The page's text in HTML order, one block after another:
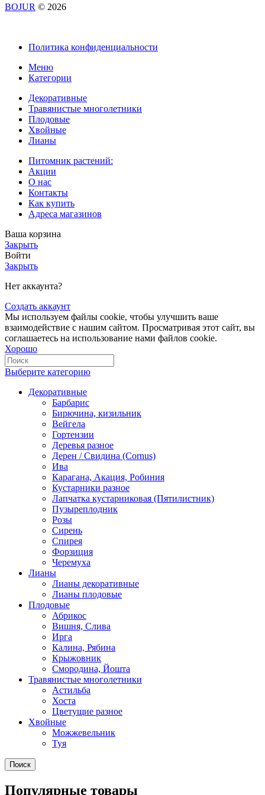
BOJUR © 2026
Политика конфиденциальности
Меню
Категории
Декоративные
Травянистые многолетники
Плодовые
Хвойные
Лианы
Питомник растений:
Акции
О нас
Контакты
Как купить
Адреса магазинов
Ваша корзина
Закрыть
Войти
Закрыть
Нет аккаунта?
Создать аккаунт
Мы используем файлы cookie, чтобы улучшить ваше
взаимодействие с нашим сайтом. Просматривая этот сайт, вы
соглашаетесь на использование нами файлов cookie.
Хорошо
Выберите категорию
Декоративные
Барбарис
Бирючина, кизильник
Вейгела
Гортензии
Деревья разное
Дерен / Свидина (Cornus)
Ива
Карагана, Акация, Робиния
Кустарники разное
Лапчатка кустарниковая (Пятилистник)
Пузыреплодник
Розы
Сирень
Спирея
Форзиция
Черемуха
Лианы
Лианы декоративные
Лианы плодовые
Плодовые
Абрикос
Вишня, Слива
Ирга
Калина, Рябина
Крыжовник
Смородина, Йошта
Травянистые многолетники
Астильба
Хоста
Цветущие разное
Хвойные
Можжевельник
Туя
Поиск
Популярные товары